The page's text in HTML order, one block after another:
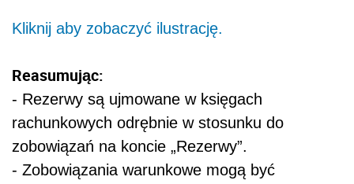
Kliknij aby zobaczyć ilustrację.
Reasumując:
- Rezerwy są ujmowane w księgach
rachunkowych odrębnie w stosunku do
zobowiązań na koncie „Rezerwy”.
- Zobowiązania warunkowe mogą być